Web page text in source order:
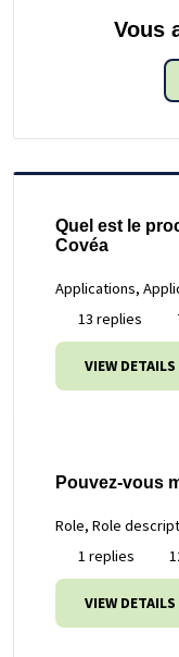
Vous
Quel est le
Covéa
Applications,
13 replies
VIEW DETAILS
Pouvez-vous
Role, Role
1 replies
VIEW DETAILS